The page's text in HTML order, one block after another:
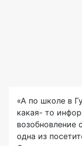
«А по школе в
какая- то
возобновление
одна из